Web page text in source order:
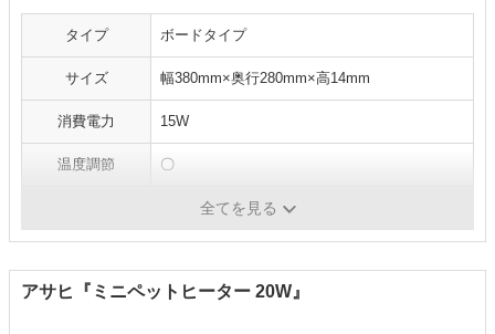
タイプ ボードタイプ
サイズ 幅380mm×奥行280mm×高14mm
消費電力 15W
温度調節 〇
全てを見る
アサヒ『ミニペットヒーター 20W』